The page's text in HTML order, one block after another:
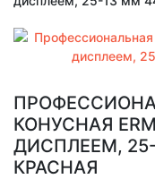
КОНУСНАЯ
ДИСПЛЕЕМ,
КРАСНАЯ